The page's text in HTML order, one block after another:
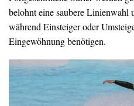
belohnt eine saubere Linienwahl
während Einsteiger oder
Eingewöhnung benötigen.